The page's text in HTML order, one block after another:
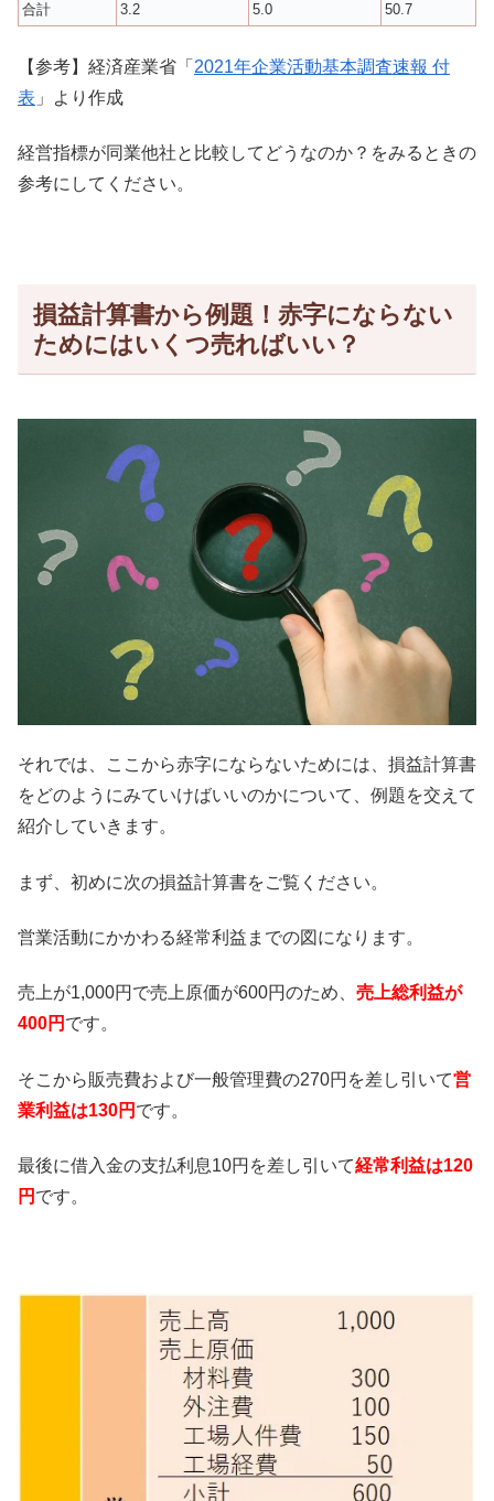
合計 3.2 5.0 50.7
【参考】経済産業省「 2021年企業活動基本調査速報 付
表 」より作成
経営指標が同業他社と比較してどうなのか？をみるときの
参考にしてください。
損益計算書から例題！赤字にならない
ためにはいくつ売ればいい？
それでは、ここから赤字にならないためには、損益計算書
をどのようにみていけばいいのかについて、例題を交えて
紹介していきます。
まず、初めに次の損益計算書をご覧ください。
営業活動にかかわる経常利益までの図になります。
売上が1,000円で売上原価が600円のため、 売上総利益が
400円 です。
そこから販売費および一般管理費の270円を差し引いて営
業利益は130円 です。
最後に借入金の支払利息10円を差し引いて経常利益は120
円 です。